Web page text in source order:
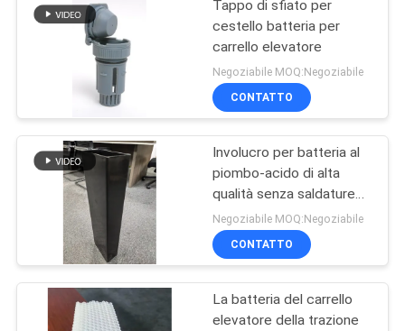
Tappo di sfiato per
cestello batteria per
carrello elevatore
Negoziabile MOQ:Negoziabile
CONTATTO
Involucro per batteria al
piombo-acido di alta
qualità senza saldature
con materiale PP vergine
al 100% e dimensioni
personalizzabili - Scatola
Negoziabile MOQ:Negoziabile
CONTATTO
La batteria del carrello
elevatore della trazione